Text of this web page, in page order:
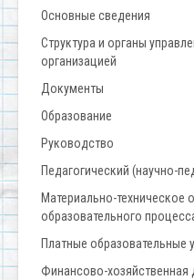
Основные сведения
Структура и органы
организацией
Документы
Образование
Руководство
Педагогический (научно-
Материально-техническое
образовательного
Платные образовательные
Финансово-хозяйственная